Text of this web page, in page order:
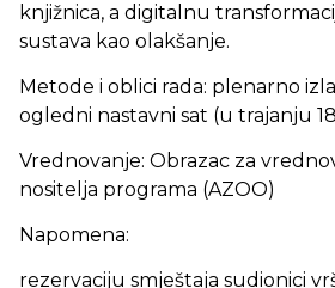
knjižnica, a digitalnu
sustava kao olakšanje.
Metode i oblici rada: plenarno
ogledni nastavni sat (u trajanju
Vrednovanje: Obrazac za
nositelja programa (AZOO)
Napomena:
rezervaciju smještaja sudionici